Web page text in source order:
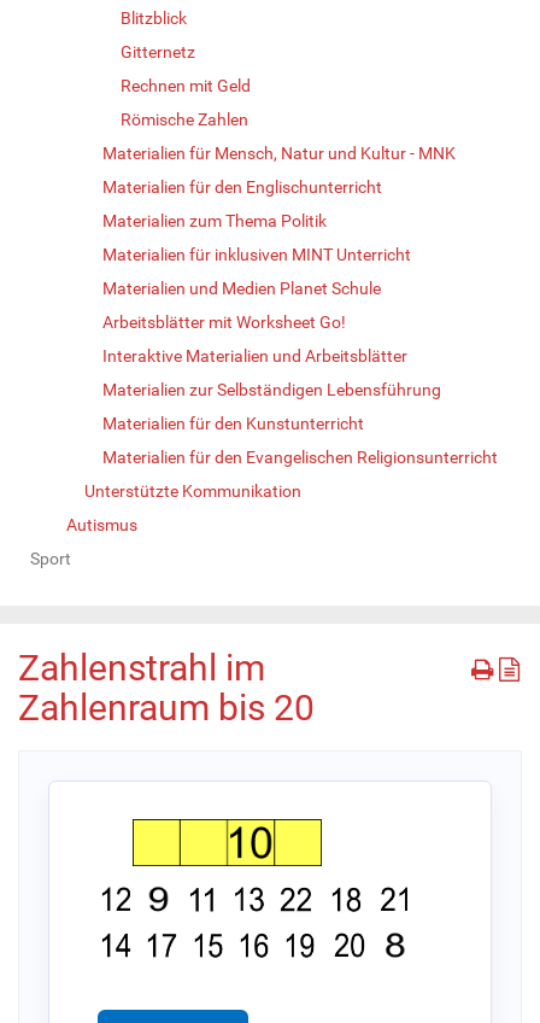
Blitzblick
Gitternetz
Rechnen mit Geld
Römische Zahlen
Materialien für Mensch, Natur und Kultur - MNK
Materialien für den Englischunterricht
Materialien zum Thema Politik
Materialien für inklusiven MINT Unterricht
Materialien und Medien Planet Schule
Arbeitsblätter mit Worksheet Go!
Interaktive Materialien und Arbeitsblätter
Materialien zur Selbständigen Lebensführung
Materialien für den Kunstunterricht
Materialien für den Evangelischen Religionsunterricht
Unterstützte Kommunikation
Autismus
Sport
Zahlenstrahl im
Zahlenraum bis 20